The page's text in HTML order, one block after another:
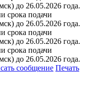
до 26.05.2026 года.
срока подачи
до 26.05.2026 года.
срока подачи
до 26.05.2026 года.
срока подачи
до 26.05.2026 года.
сообщение Печать